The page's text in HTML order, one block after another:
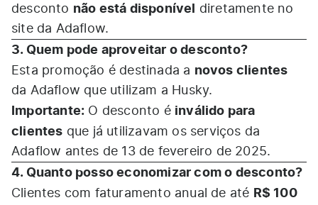
desconto não está disponível diretamente no
site da Adaflow.
3. Quem pode aproveitar o desconto?
Esta promoção é destinada a novos clientes
da Adaflow que utilizam a Husky.
Importante: O desconto é inválido para
clientes que já utilizavam os serviços da
Adaflow antes de 13 de fevereiro de 2025.
4. Quanto posso economizar com o desconto?
Clientes com faturamento anual de até R$ 100